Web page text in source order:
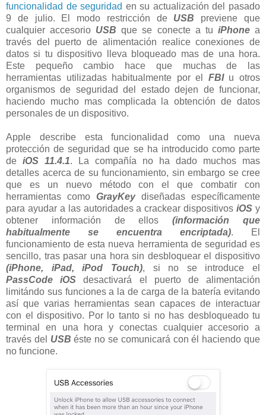
funcionalidad de seguridad en su actualización del pasado
9 de julio. El modo restricción de USB previene que
cualquier accesorio USBque se conecte a tu iPhonea
través del puerto de alimentación realice conexiones de
datos si tu dispositivo lleva bloqueado mas de una hora.
Este pequeño cambio hace que muchas de las
herramientas utilizadas habitualmente por el FBI u otros
organismos de seguridad del estado dejen de funcionar,
haciendo mucho mas complicada la obtención de datos
personales de un dispositivo.
Apple describe esta funcionalidad como una nueva
protección de seguridad que se ha introducido como parte
de iOS 11.4.1. La compañía no ha dado muchos mas
detalles acerca de su funcionamiento, sin embargo se cree
que es un nuevo método con el que combatir con
herramientas como GrayKey diseñadas específicamente
para ayudar a las autoridades a crackear dispositivosiOSy
obtener información de ellos(información que
habitualmente se encuentra encriptada). El
funcionamiento de esta nueva herramienta de seguridad es
sencillo, tras pasar una hora sin desbloquear el dispositivo
(iPhone, iPad, iPod Touch), si no se introduce el
PassCode iOSdesactivará el puerto de alimentación
limitándo sus funciones a la de carga de la batería evitando
así que varias herramientas sean capaces de interactuar
con el dispositivo. Por lo tanto si no has desbloqueado tu
terminal en una hora y conectas cualquier accesorio a
través del USBéste no se comunicará con él haciendo que
no funcione.